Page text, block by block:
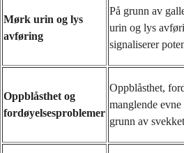
Mørk urin og lys
avføring
På grunn av
urin og lys
signaliserer
Oppblåsthet og
fordøyelsesproblemer
Oppblåsthet,
manglende
grunn av